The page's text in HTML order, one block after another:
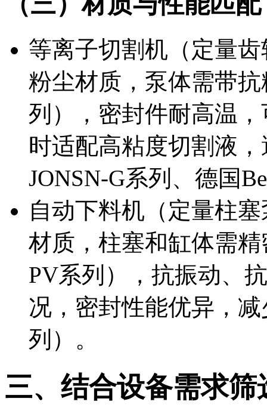
等离子切割机（定量
粉尘材质，泵体需带
列），密封件耐高温
时适配高粘度切割液
JONSN-G系列、德国
自动下料机（定量柱
材质，柱塞和缸体需
PV系列），抗振动、
况，密封性能优异，
列）。
三、结合设备需求